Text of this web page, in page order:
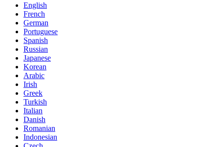
English
French
German
Portuguese
Spanish
Russian
Japanese
Korean
Arabic
Irish
Greek
Turkish
Italian
Danish
Romanian
Indonesian